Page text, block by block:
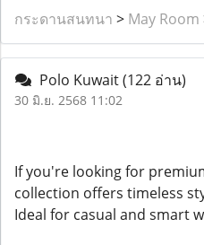
กระดานสนทนา > May Room
Polo Kuwait(122 อ่าน)
30 มิ.ย. 2568 11:02
If you're looking for
collection offers timeless
Ideal for casual and smart